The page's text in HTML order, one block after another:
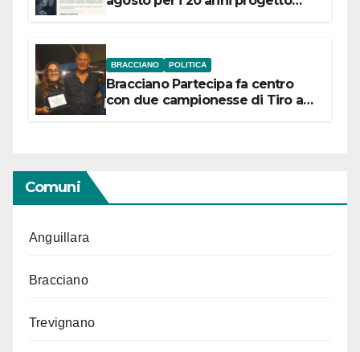
BRACCIANO POLITICA
Bracciano Partecipa fa centro
con due campionesse di Tiro a
Comuni
Anguillara
Bracciano
Trevignano